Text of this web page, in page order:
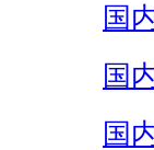
国
国
国